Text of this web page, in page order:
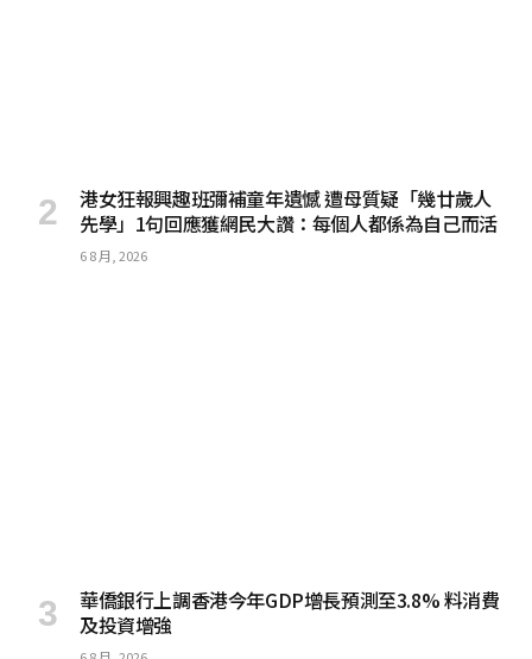
港女狂報興趣班彌補童年遺憾 遭母質疑「幾廿歲人
先學」1句回應獲網民大讚：每個人都係為自己而活
6 8 月, 2026
華僑銀行上調香港今年GDP增長預測至3.8% 料消費
及投資增強